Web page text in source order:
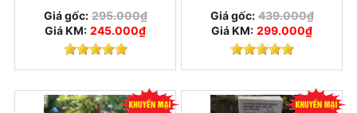
hoa mai
Giá gốc: 295.000₫
Giá KM: 245.000₫
Hương Chạm Nổi
Giá gốc: 439.000₫
Giá KM: 299.000₫